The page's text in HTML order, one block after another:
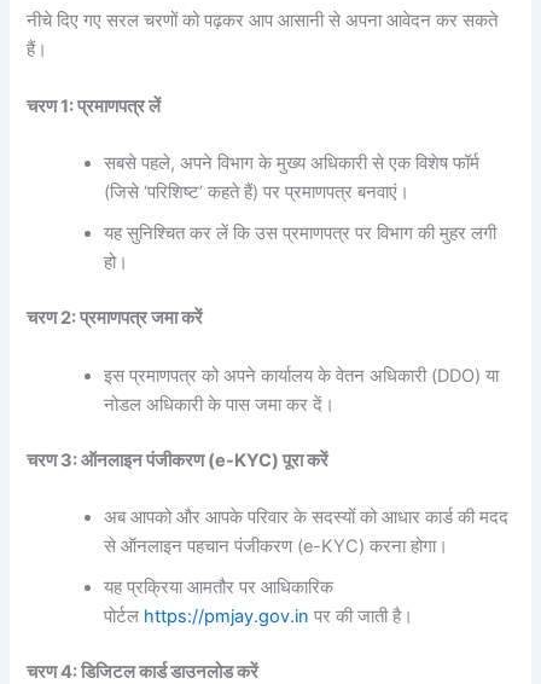
नीचे दिए गए सरल चरणों को पढ़कर आप आसानी से अपना आवेदन कर सकते
हैं।
चरण 1: प्रमाणपत्र लें
सबसे पहले, अपने विभाग के मुख्य अधिकारी से एक विशेष फॉर्म
(जिसे ‘परिशिष्ट’ कहते हैं) पर प्रमाणपत्र बनवाएं।
यह सुनिश्चित कर लें कि उस प्रमाणपत्र पर विभाग की मुहर लगी
हो।
चरण 2: प्रमाणपत्र जमा करें
इस प्रमाणपत्र को अपने कार्यालय के वेतन अधिकारी (DDO) या
नोडल अधिकारी के पास जमा कर दें।
चरण 3: ऑनलाइन पंजीकरण (e-KYC) पूरा करें
अब आपको और आपके परिवार के सदस्यों को आधार कार्ड की मदद
से ऑनलाइन पहचान पंजीकरण (e-KYC) करना होगा।
यह प्रक्रिया आमतौर पर आधिकारिक
पोर्टल https://pmjay.gov.in पर की जाती है।
चरण 4: डिजिटल कार्ड डाउनलोड करें